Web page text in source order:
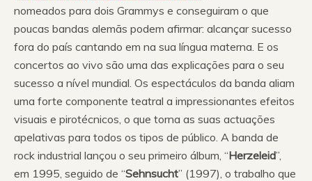
nomeados para dois Grammys e conseguiram o que
poucas bandas alemãs podem afirmar: alcançar sucesso
fora do país cantando em na sua língua materna. E os
concertos ao vivo são uma das explicações para o seu
sucesso a nível mundial. Os espectáculos da banda aliam
uma forte componente teatral a impressionantes efeitos
visuais e pirotécnicos, o que torna as suas actuações
apelativas para todos os tipos de público. A banda de
rock industrial lançou o seu primeiro álbum, “Herzeleid”,
em 1995, seguido de “Sehnsucht” (1997), o trabalho que